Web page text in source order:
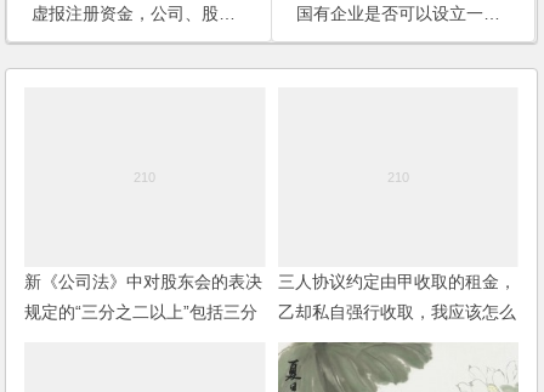
虚报注册资金，公司、股东有什么法律责任？被委托办理公司注册登记手续的人有责任吗？
国有企业是否可以设立一人公司？
新《公司法》中对股东会的表决
规定的“三分之二以上”包括三分
三人协议约定由甲收取的租金，
乙却私自强行收取，我应该怎么
告？告甲还是乙？